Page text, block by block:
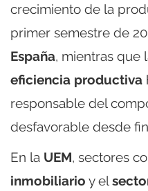
crecimiento de la
primer semestre de
España, mientras que
eficiencia productiva
responsable del
desfavorable desde
En la UEM, sectores
inmobiliario y el